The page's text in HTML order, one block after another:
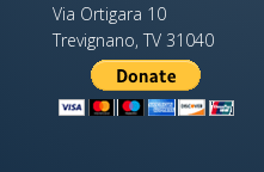
Via Ortigara 10
Trevignano, TV 31040